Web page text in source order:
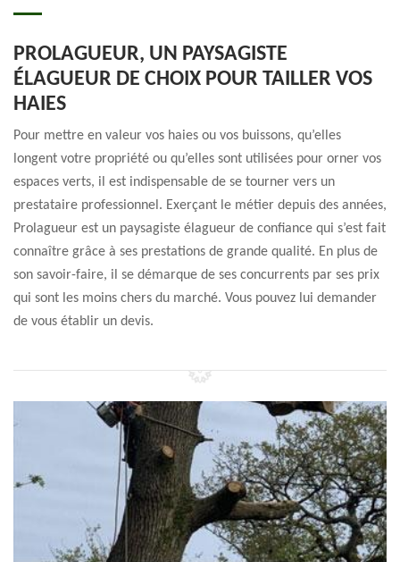
PROLAGUEUR, UN PAYSAGISTE
ÉLAGUEUR DE CHOIX POUR TAILLER VOS
HAIES
Pour mettre en valeur vos haies ou vos buissons, qu’elles
longent votre propriété ou qu’elles sont utilisées pour orner vos
espaces verts, il est indispensable de se tourner vers un
prestataire professionnel. Exerçant le métier depuis des années,
Prolagueur est un paysagiste élagueur de confiance qui s’est fait
connaître grâce à ses prestations de grande qualité. En plus de
son savoir-faire, il se démarque de ses concurrents par ses prix
qui sont les moins chers du marché. Vous pouvez lui demander
de vous établir un devis.